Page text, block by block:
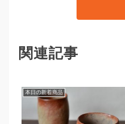
関連記事
本日の新着商品